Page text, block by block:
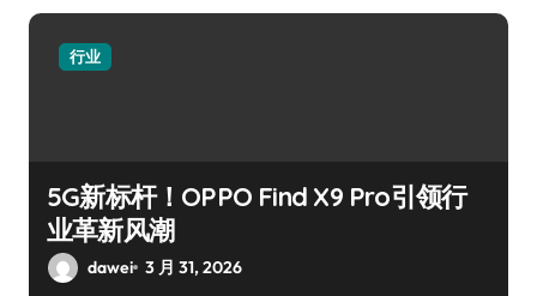
行业
5G新标杆！OPPO Find X9 Pro引领行
业革新风潮
dawei 3 月 31, 2026